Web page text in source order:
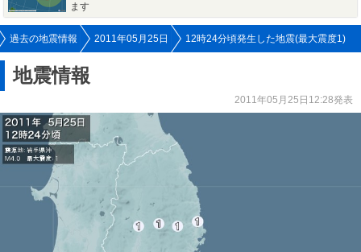
ます
過去の地震情報 2011年05月25日 12時24分頃発生した地震(最大震度1)
地震情報
2011年05月25日12:28発表